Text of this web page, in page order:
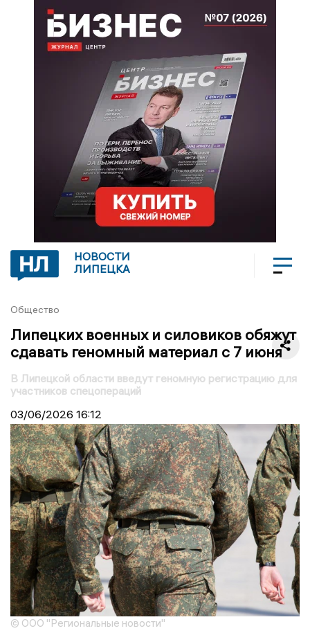
НОВОСТИ
ЛИПЕЦКА
Общество
Липецких военных и силовиков обяжут
сдавать геномный материал с 7 июня
В Липецкой области введут геномную регистрацию для
участников спецопераций
03/06/2026 16:12
© ООО "Региональные новости"